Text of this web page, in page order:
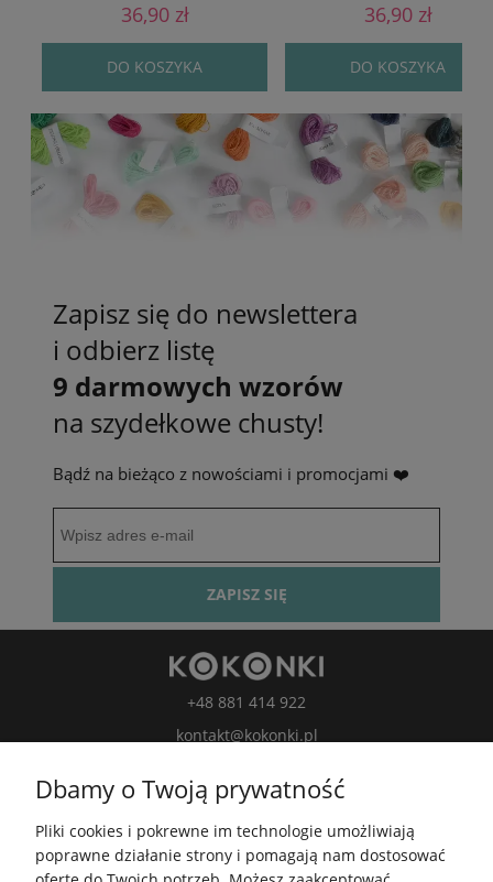
36,90 zł
DO KOSZYKA
36,90 zł
DO KOSZYKA
Zapisz się do newslettera
i odbierz listę
9 darmowych wzorów
na szydełkowe chusty!
Bądź na bieżąco z nowościami i promocjami ❤️
ZAPISZ SIĘ
+48 881 414 922
kontakt@kokonki.pl
kokonki.motki
Kokonki.motki
Dbamy o Twoją prywatność
Pliki cookies i pokrewne im technologie umożliwiają
poprawne działanie strony i pomagają nam dostosować